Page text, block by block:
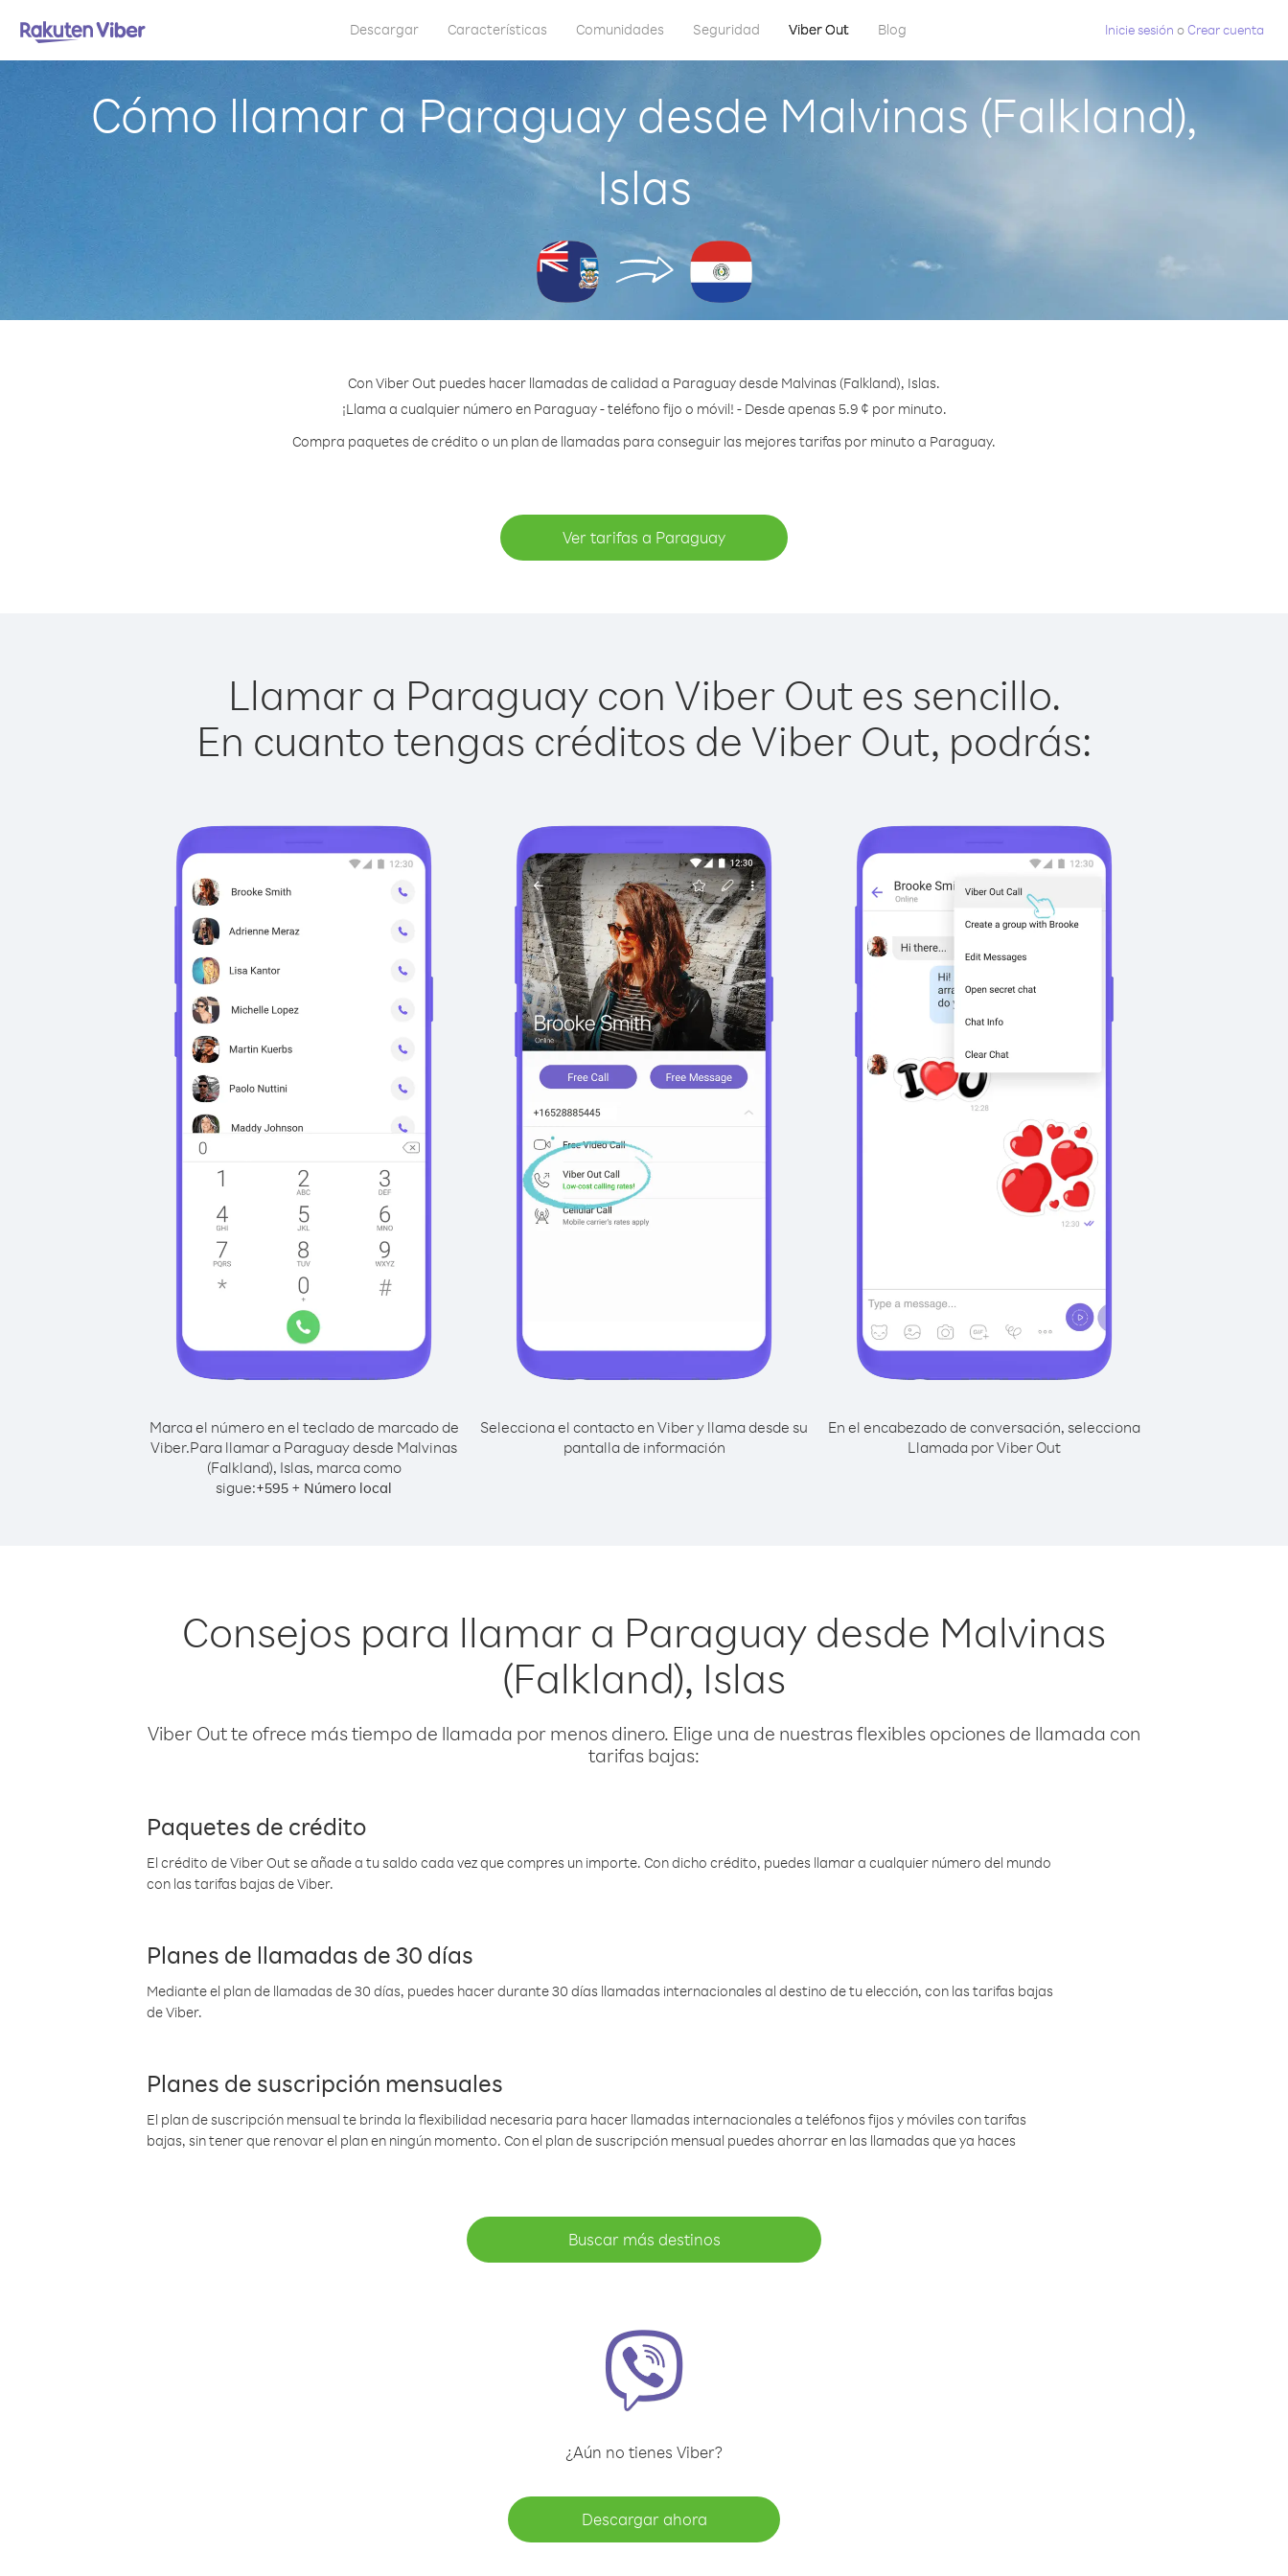
Descargar Características Comunidades Seguridad Viber Out Blog Inicie sesión oCrear cuenta
Cómo llamar a Paraguay desde Malvinas (Falkland),
Islas
Con Viber Out puedes hacer llamadas de calidad a Paraguay desde Malvinas (Falkland), Islas.
¡Llama a cualquier número en Paraguay - teléfono fijo o móvil! - Desde apenas 5.9 ¢ por minuto.
Compra paquetes de crédito o un plan de llamadas para conseguir las mejores tarifas por minuto a Paraguay.
Ver tarifas a Paraguay
Llamar a Paraguay con Viber Out es sencillo.
En cuanto tengas créditos de Viber Out, podrás:
Marca el número en el teclado de marcado de
Viber.Para llamar a Paraguay desde Malvinas
(Falkland), Islas, marca como
sigue:+595 + Número local
Selecciona el contacto en Viber y llama desde su
pantalla de información
En el encabezado de conversación, selecciona
Llamada por Viber Out
Consejos para llamar a Paraguay desde Malvinas
(Falkland), Islas
Viber Out te ofrece más tiempo de llamada por menos dinero. Elige una de nuestras flexibles opciones de llamada con
tarifas bajas:
Paquetes de crédito
El crédito de Viber Out se añade a tu saldo cada vez que compres un importe. Con dicho crédito, puedes llamar a cualquier número del mundo
con las tarifas bajas de Viber.
Planes de llamadas de 30 días
Mediante el plan de llamadas de 30 días, puedes hacer durante 30 días llamadas internacionales al destino de tu elección, con las tarifas bajas
de Viber.
Planes de suscripción mensuales
El plan de suscripción mensual te brinda la flexibilidad necesaria para hacer llamadas internacionales a teléfonos fijos y móviles con tarifas
bajas, sin tener que renovar el plan en ningún momento. Con el plan de suscripción mensual puedes ahorrar en las llamadas que ya haces
Buscar más destinos
¿Aún no tienes Viber?
Descargar ahora